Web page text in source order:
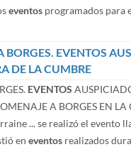
eventos programados para
BORGES. EVENTOS
DE LA CUMBRE
EVENTOS
A BORGES EN LA
... se realizó el evento
en eventos realizados